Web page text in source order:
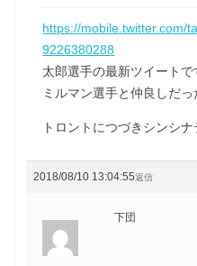
https://mobile.twitter.com/
9226380288
太郎選手の最新ツイートで
ミルマン選手と仲良しだっ
トロントにつづきシンシナ
2018/08/10 13:04:55返信
下団